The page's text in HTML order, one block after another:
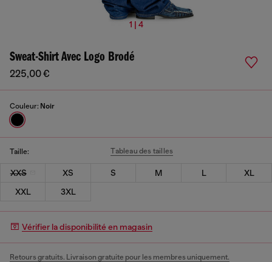
1 | 4
Sweat-Shirt Avec Logo Brodé
225,00 €
Couleur: Noir
Taille: Tableau des tailles
XXS XS S M L
XL
XXL
3XL
Vérifier la disponibilité en magasin
Retours gratuits. Livraison gratuite pour les membres uniquement.